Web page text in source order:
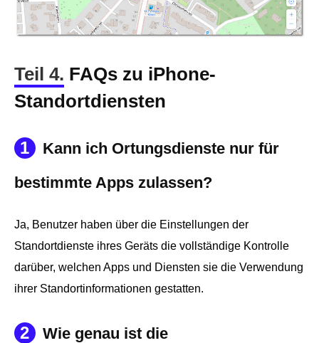
Teil 4. FAQs zu iPhone-
Standortdiensten
1
Kann ich Ortungsdienste nur für
bestimmte Apps zulassen?
Ja, Benutzer haben über die Einstellungen der
Standortdienste ihres Geräts die vollständige Kontrolle
darüber, welchen Apps und Diensten sie die Verwendung
ihrer Standortinformationen gestatten.
2
Wie genau ist die